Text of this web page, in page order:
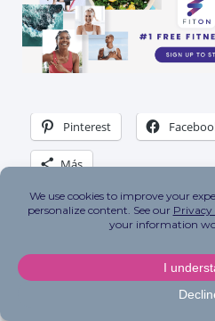
Pinterest
Más